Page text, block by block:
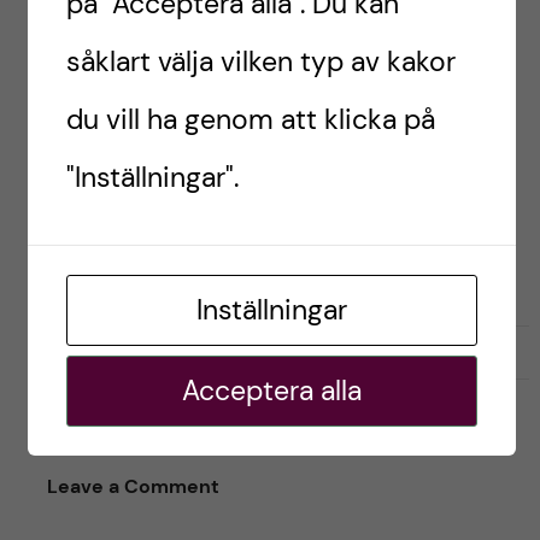
STUDIETEKNIK TIPS
Eileen,
0
G
a
Gilla0g
i
l
r
Leave a Comment
såklart välja vilken typ av kakor
du vill ha genom att klicka på
"Inställningar".
Inställningar
Acceptera alla